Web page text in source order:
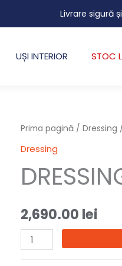
Livrare sigură
UȘI INTERIOR STOC
Prima pagină /Dressing
Dressing
2,690.00 lei
Cantitate
DRESSING